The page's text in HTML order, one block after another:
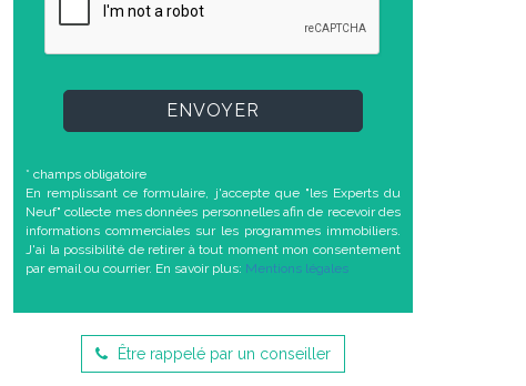
ENVOYER
* champs obligatoire
En remplissant ce formulaire, j'accepte que "les Experts du
Neuf" collecte mes données personnelles afin de recevoir des
informations commerciales sur les programmes immobiliers.
J'ai la possibilité de retirer à tout moment mon consentement
par email ou courrier. En savoir plus: Mentions légales
Être rappelé par un conseiller